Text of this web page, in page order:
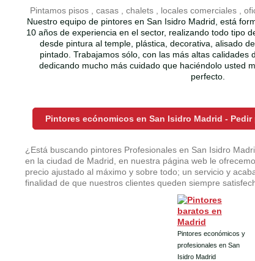
Pintamos pisos , casas , chalets , locales comerciales ,
Nuestro equipo de pintores en San Isidro Madrid, está
10 años de experiencia en el sector, realizando todo tipo
desde pintura al temple, plástica, decorativa, alisado
pintado. Trabajamos sólo, con las más altas calidades
dedicando mucho más cuidado que haciéndolo usted
perfecto.
Pintores ecónomicos en San Isidro Madrid -
¿Está buscando pintores Profesionales en San Isidro
en la ciudad de Madrid, en nuestra página web le
precio ajustado al máximo y sobre todo; un servicio y
finalidad de que nuestros clientes queden siempre
Pintores económicos y
profesionales en San
Isidro Madrid